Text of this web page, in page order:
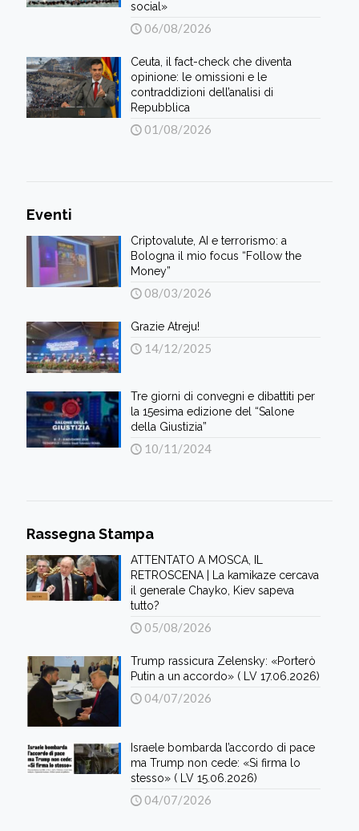
social»
06/08/2026
Ceuta, il fact-check che diventa
opinione: le omissioni e le
contraddizioni dell’analisi di
Repubblica
01/08/2026
Eventi
Criptovalute, AI e terrorismo: a
Bologna il mio focus “Follow the
Money”
08/03/2026
Grazie Atreju!
14/12/2025
Tre giorni di convegni e dibattiti per
la 15esima edizione del “Salone
della Giustizia”
10/11/2024
Rassegna Stampa
ATTENTATO A MOSCA, IL
RETROSCENA | La kamikaze cercava
il generale Chayko, Kiev sapeva
tutto?
05/08/2026
Trump rassicura Zelensky: «Porterò
Putin a un accordo» ( LV 17.06.2026)
04/07/2026
Israele bombarda l’accordo di pace
ma Trump non cede: «Si firma lo
stesso» ( LV 15.06.2026)
04/07/2026